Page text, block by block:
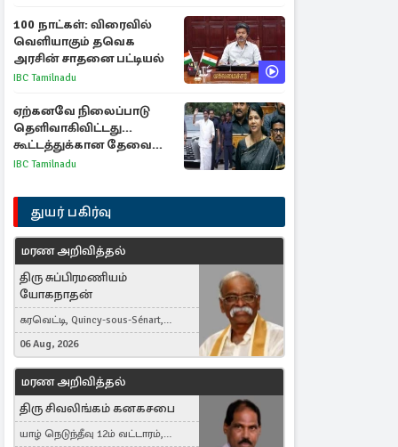
100 நாட்கள்: விரைவில்
வெளியாகும் தவெக
அரசின் சாதனை பட்டியல்
IBC Tamilnadu
ஏற்கனவே நிலைப்பாடு
தெளிவாகிவிட்டது...
கூட்டத்துக்கான தேவை
என்ன? - கனிமொழி
IBC Tamilnadu
துயர் பகிர்வு
மரண அறிவித்தல்
திரு சுப்பிரமணியம்
யோகநாதன்
கரவெட்டி, Quincy-sous-Sénart,
France
06 Aug, 2026
மரண அறிவித்தல்
திரு சிவலிங்கம் கனகசபை
யாழ் நெடுந்தீவு 12ம் வட்டாரம்,